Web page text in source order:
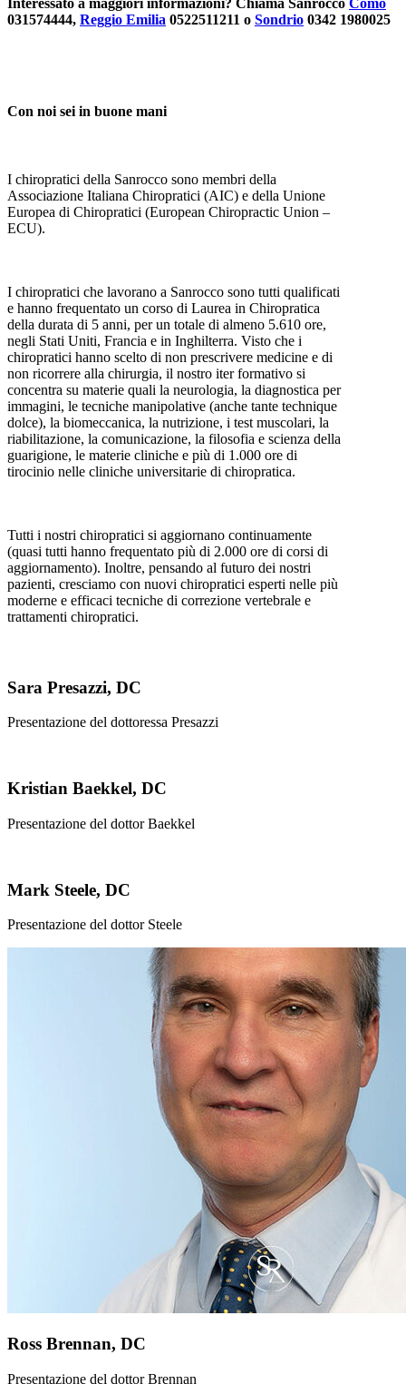
Interessato a maggiori informazioni? Chiama Sanrocco Como
031574444, Reggio Emilia 0522511211 o Sondrio 0342 1980025
Con noi sei in buone mani
I chiropratici della Sanrocco sono membri della
Associazione Italiana Chiropratici (AIC) e della Unione
Europea di Chiropratici (European Chiropractic Union –
ECU).
I chiropratici che lavorano a Sanrocco sono tutti qualificati
e hanno frequentato un corso di Laurea in Chiropratica
della durata di 5 anni, per un totale di almeno 5.610 ore,
negli Stati Uniti, Francia e in Inghilterra. Visto che i
chiropratici hanno scelto di non prescrivere medicine e di
non ricorrere alla chirurgia, il nostro iter formativo si
concentra su materie quali la neurologia, la diagnostica per
immagini, le tecniche manipolative (anche tante technique
dolce), la biomeccanica, la nutrizione, i test muscolari, la
riabilitazione, la comunicazione, la filosofia e scienza della
guarigione, le materie cliniche e più di 1.000 ore di
tirocinio nelle cliniche universitarie di chiropratica.
Tutti i nostri chiropratici si aggiornano continuamente
(quasi tutti hanno frequentato più di 2.000 ore di corsi di
aggiornamento). Inoltre, pensando al futuro dei nostri
pazienti, cresciamo con nuovi chiropratici esperti nelle più
moderne e efficaci tecniche di correzione vertebrale e
trattamenti chiropratici.
Sara Presazzi, DC
Presentazione del dottoressa Presazzi
Kristian Baekkel, DC
Presentazione del dottor Baekkel
Mark Steele, DC
Presentazione del dottor Steele
Ross Brennan, DC
Presentazione del dottor Brennan